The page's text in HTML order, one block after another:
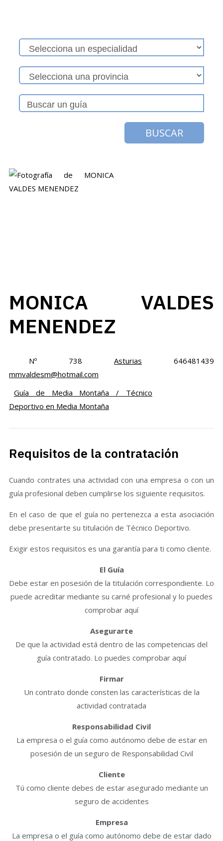
BUSCAR
MONICA VALDES
MENENDEZ
Nº 738 Asturias
646481439
mmvaldesm@hotmail.com
Guía de Media Montaña / Técnico
Deportivo en Media Montaña
Requisitos de la contratación
Cuando contrates una actividad con una empresa o con un
guía profesional deben cumplirse los siguiente requisitos.
En el caso de que el guía no pertenezca a esta asociación
debe presentarte su titulación de Técnico Deportivo.
Exigir estos requisitos es una garantía para ti como cliente.
El Guía
Debe estar en posesión de la titulación correspondiente. Lo
puede acreditar mediante su carné profesional y lo puedes
comprobar aquí
Asegurarte
De que la actividad está dentro de las competencias del
guía contratado. Lo puedes comprobar aquí
Firmar
Un contrato donde consten las características de la
actividad contratada
Responsabilidad Civil
La empresa o el guía como autónomo debe de estar en
posesión de un seguro de Responsabilidad Civil
Cliente
Tú como cliente debes de estar asegurado mediante un
seguro de accidentes
Empresa
La empresa o el guía como autónomo debe de estar dado